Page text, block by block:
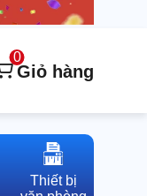
0
Giỏ hàng
Thiết bị